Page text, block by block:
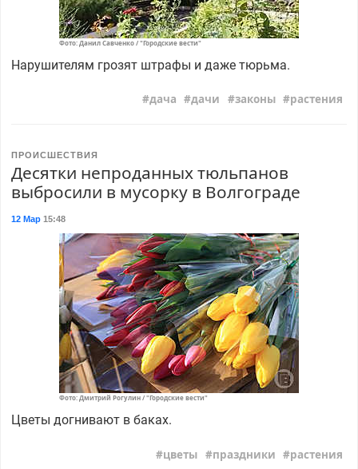
Фото: Данил Савченко / "Городские вести"
Нарушителям грозят штрафы и даже тюрьма.
дача дачи законы растения
ПРОИСШЕСТВИЯ
Десятки непроданных тюльпанов
выбросили в мусорку в Волгограде
12 Мар15:48
Фото: Дмитрий Рогулин / "Городские вести"
Цветы догнивают в баках.
цветы праздники растения